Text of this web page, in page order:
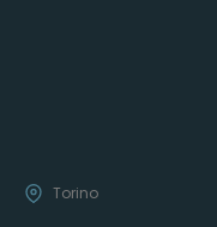
Torino